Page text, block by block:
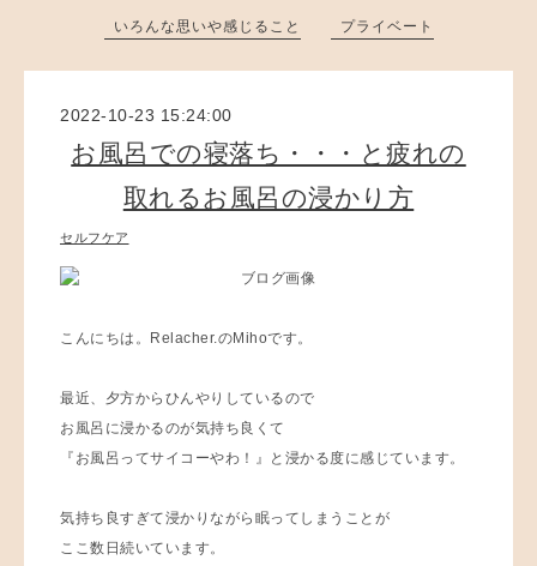
いろんな思いや感じること プライベート
2022-10-23 15:24:00
お風呂での寝落ち・・・と疲れの
取れるお風呂の浸かり方
セルフケア
こんにちは。Relacher.のMihoです。
最近、夕方からひんやりしているので
お風呂に浸かるのが気持ち良くて
『お風呂ってサイコーやわ！』と浸かる度に感じています。
気持ち良すぎて浸かりながら眠ってしまうことが
ここ数日続いています。